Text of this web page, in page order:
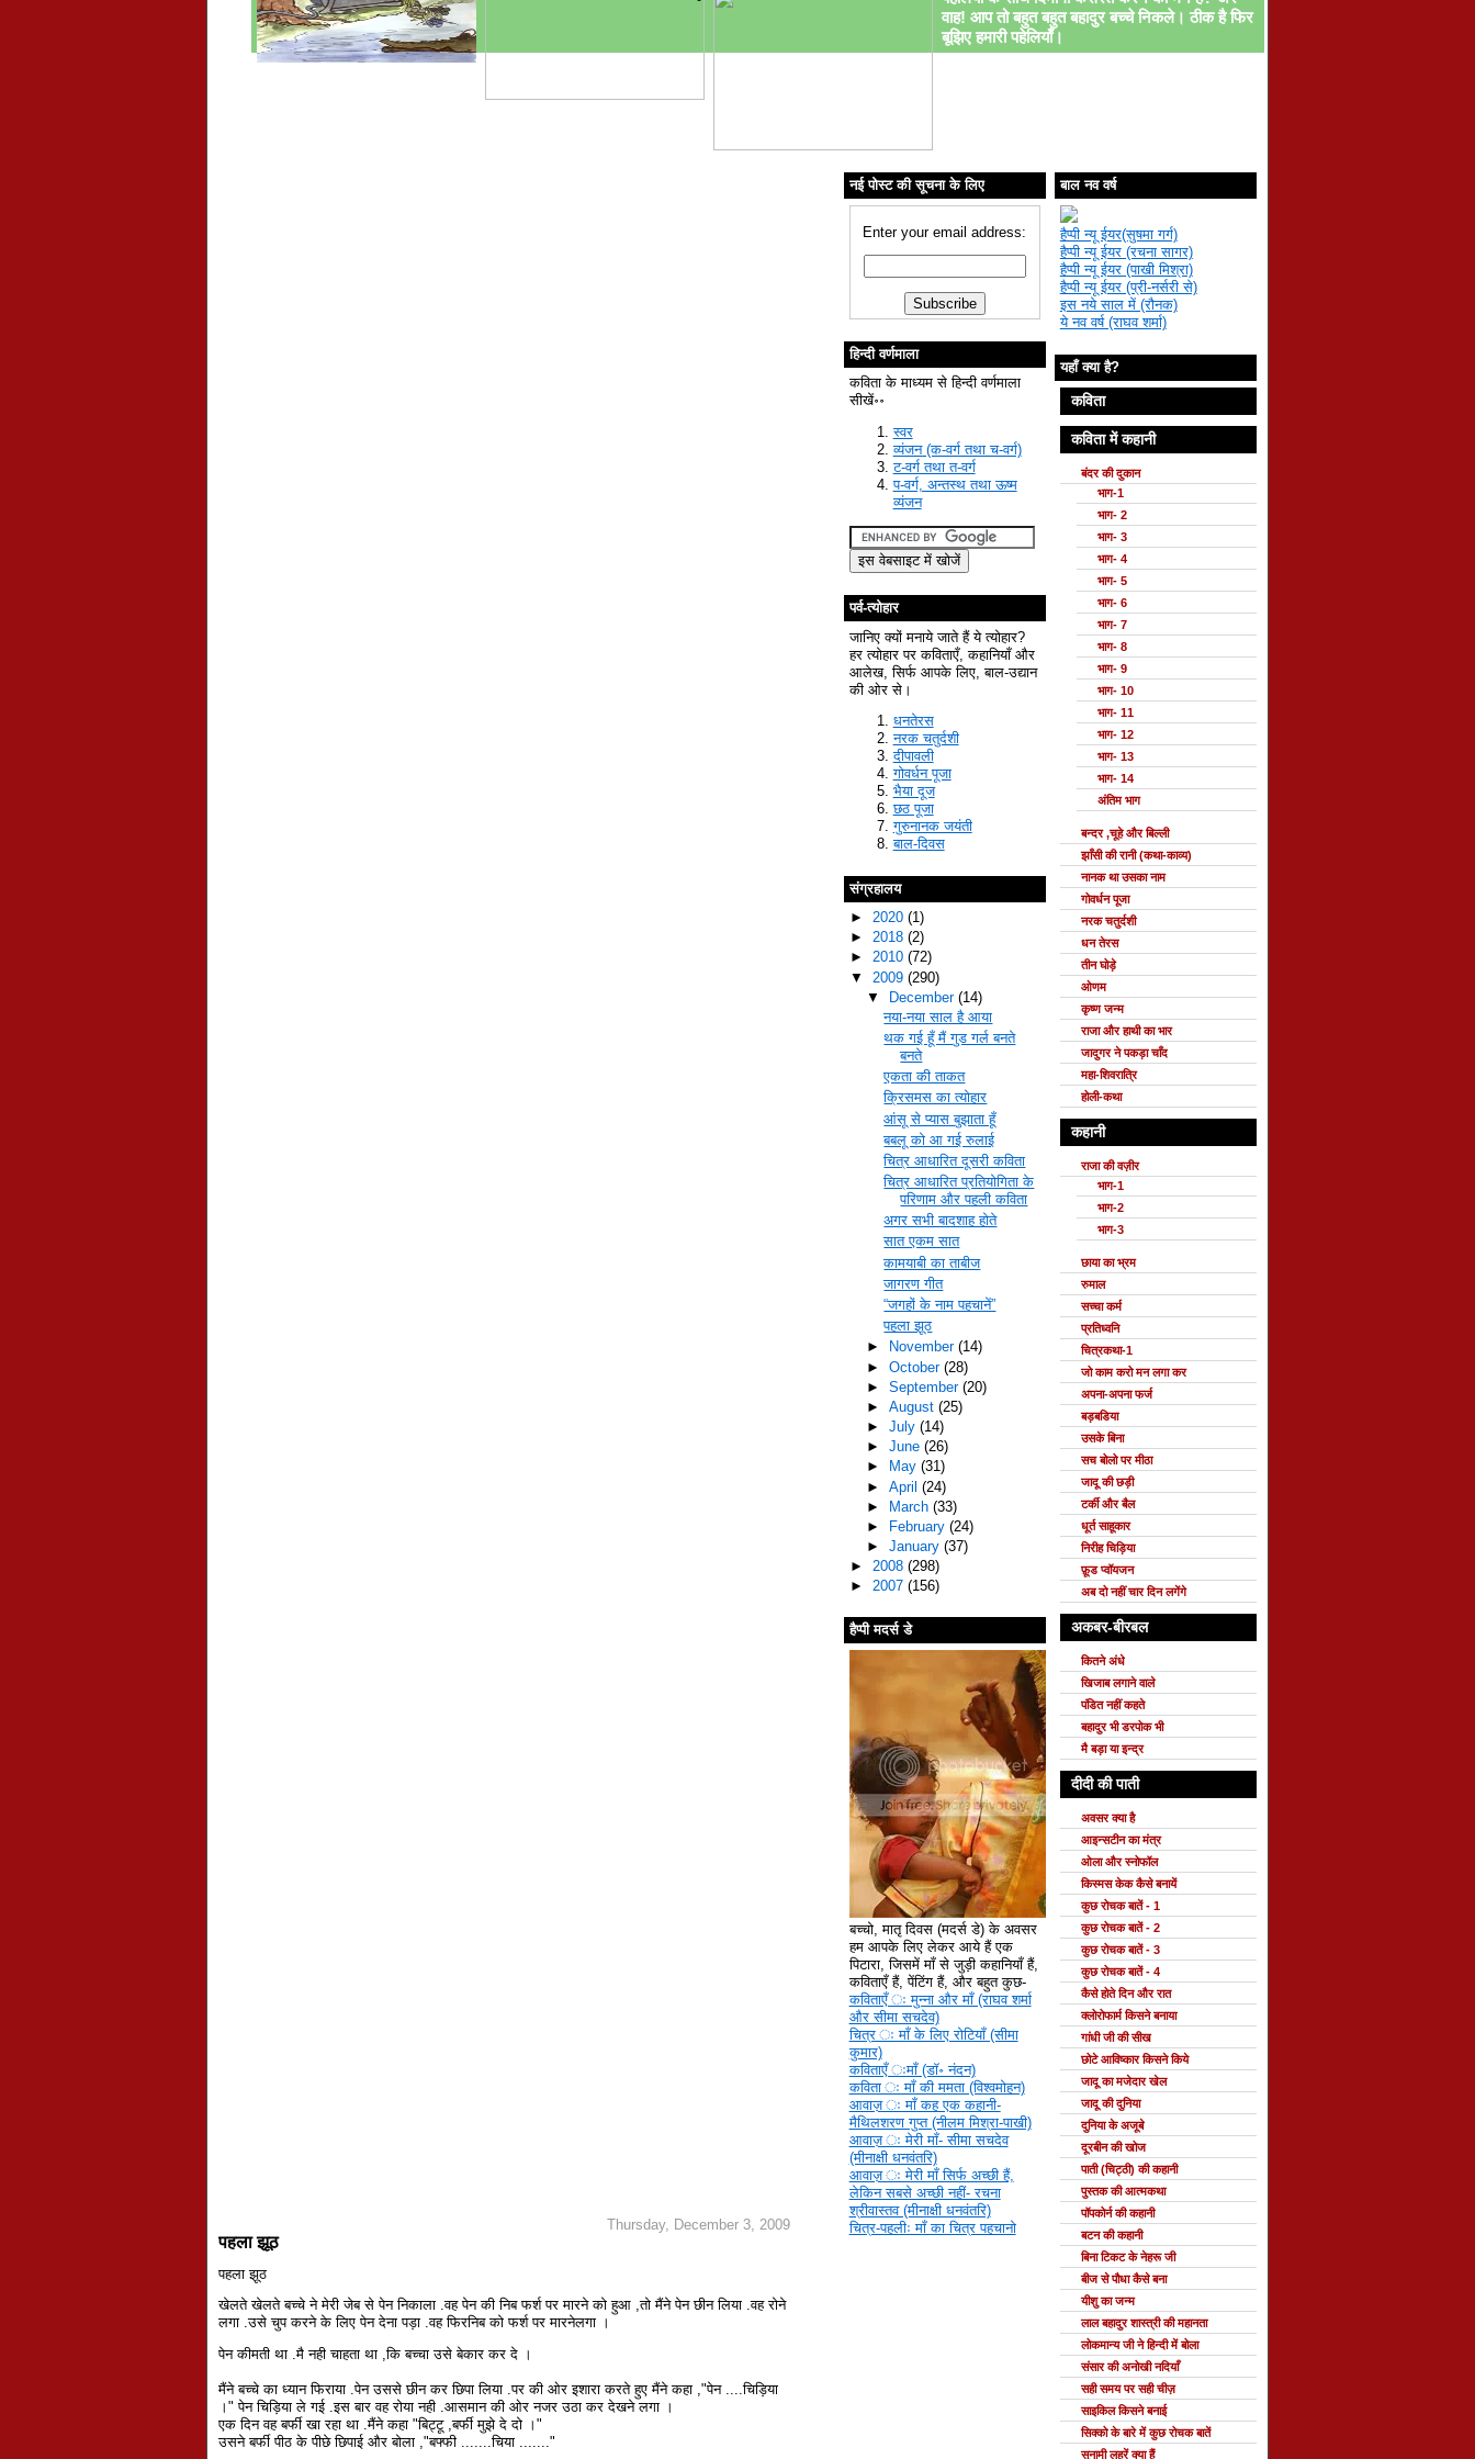
वाह! आप तो बहुत बहुत बहादुर बच्चे निकले। ठीक है फिर
बूझिए हमारी पहेलियाँ।
Thursday, December 3, 2009
पहला झूठ
पहला झूठ
खेलतेखेलतेबच्चे ने मेरी जेब से पेन निकाला .वह पेन की निब फर्श पर मारने को हुआ ,तो मैंने पेनछीनलिया .वह रोने
लगा .उसे चुप करने के लिए पेन देना पड़ा .वह फिरनिब को फर्श पर मारनेलगा ।
पेन कीमती था .मै नही चाहता था ,कि बच्चा उसे बेकार कर दे ।
मैंने बच्चे का ध्यान फिराया .पेन उससे छीन कर छिपा लिया .पर की ओर इशारा करते हुए मैंने कहा ,"पेन ....चिड़िया
।" पेन चिड़िया ले गई .इस बार वह रोया नही .आसमान की ओर नजर उठा कर देखने लगा ।
एक दिन वह बर्फी खा रहा था .मैंने कहा "बिट्टू ,बर्फी मुझे दे दो ।"
उसने बर्फी पीठ के पीछे छिपाई और बोला ,"बफ्फी .......चिया ......."
नई पोस्ट की सूचना के लिए
Enter your email address:
हिन्दी वर्णमाला
कविता के माध्यम से हिन्दी वर्णमाला
सीखें॰॰
स्वर
व्यंजन (क-वर्ग तथा च-वर्ग)
ट-वर्ग तथा त-वर्ग
प-वर्ग, अन्तस्थ तथा ऊष्म
व्यंजन
पर्व-त्योहार
जानिए क्यों मनाये जाते हैं ये त्योहार?
हर त्योहार पर कविताएँ, कहानियाँ और
आलेख, सिर्फ आपके लिए, बाल-उद्यान
की ओर से।
धनतेरस
नरक चतुर्दशी
दीपावली
गोवर्धन पूजा
भैया दूज
छठ पूजा
गुरुनानक जयंती
बाल-दिवस
संग्रहालय
► 2020 (1)
► 2018 (2)
► 2010 (72)
▼ 2009 (290)
▼
December (14)
नया-नया साल है आया
थक गई हूँ मैं गुड गर्ल बनते
बनते
एकता की ताकत
क्रिसमस का त्योहार
आंसू से प्यास बुझाता हूँ
बबलू को आ गई रुलाई
चित्र आधारित दूसरी कविता
चित्र आधारित प्रतियोगिता के
परिणाम और पहली कविता
अगर सभी बादशाह होते
सात एकम सात
कामयाबी का ताबीज
जागरण गीत
“जगहों के नाम पहचानें”
पहला झूठ
►
November (14)
► October (28)
► September (20)
► August (25)
► July (14)
► June (26)
►
May (31)
► April (24)
► March (33)
►
February (24)
► January (37)
► 2008 (298)
► 2007 (156)
हैप्पी मदर्स डे
बच्चो, मातृ दिवस (मदर्स डे) के अवसर
हम आपके लिए लेकर आये हैं एक
पिटारा, जिसमें माँ से जुड़ी कहानियाँ हैं,
कविताएँ हैं, पेंटिंग हैं, और बहुत कुछ-
कविताएँ ‍ः मुन्ना और माँ (राघव शर्मा
और सीमा सचदेव)
चित्र ‍ः माँ के लिए रोटियाँ (सीमा
कुमार)
कविताएँ ‍ःमाँ (डॉ॰ नंदन)
कविता ‍ः माँ की ममता (विश्वमोहन)
आवाज़ ‍ः माँ कह एक कहानी-
मैथिलशरण गुप्त (नीलम मिश्रा-पाखी)
आवाज़ ‍ः मेरी माँ- सीमा सचदेव
(मीनाक्षी धनवंतरि)
आवाज़ ‍ः मेरी माँ सिर्फ अच्छी हैं,
लेकिन सबसे अच्छी नहीं- रचना
श्रीवास्तव (मीनाक्षी धनवंतरि)
चित्र-पहलीः माँ का चित्र पहचानो
बाल नव वर्ष
हैप्पी न्यू ईयर(सुषमा गर्ग)
हैप्पी न्यू ईयर (रचना सागर)
हैप्पी न्यू ईयर (पाखी मिश्रा)
हैप्पी न्यू ईयर (प्री-नर्सरी से)
इस नये साल में (रौनक)
ये नव वर्ष (राघव शर्मा)
यहाँ क्या है?
कविता
कविता में कहानी
बंदर की दुकान
भाग-1
भाग- 2
भाग- 3
भाग- 4
भाग- 5
भाग- 6
भाग- 7
भाग- 8
भाग- 9
भाग- 10
भाग- 11
भाग- 12
भाग- 13
भाग- 14
अंतिम भाग
बन्दर ,चूहे और बिल्ली
झाँसी की रानी (कथा-काव्य)
नानक था उसका नाम
गोवर्धन पूजा
नरक चतुर्दशी
धन तेरस
तीन घोड़े
ओणम
कृष्ण जन्म
राजा और हाथी का भार
जादुगर ने पकड़ा चाँद
महा-शिवरात्रि
होली-कथा
कहानी
राजा की वज़ीर
भाग-1
भाग-2
भाग-3
छाया का भ्रम
रुमाल
सच्चा कर्म
प्रतिध्वनि
चित्रकथा-1
जो काम करो मन लगा कर
अपना-अपना फर्ज
बड़बडिया
उसके बिना
सच बोलो पर मीठा
जादू की छड़ी
टर्की और बैल
धूर्त साहूकार
निरीह चिड़िया
फ़ूड प्वॉयजन
अब दो नहीं चार दिन लगेंगे
अकबर-बीरबल
कितने अंधे
खिजाब लगाने वाले
पंडित नहीं कहते
बहादुर भी डरपोक भी
मै बड़ा या इन्द्र
दीदी की पाती
अवसर क्या है
आइन्सटीन का मंत्र
ओला और स्नोफॉल
किस्मस केक कैसे बनायें
कुछ रोचक बातें - 1
कुछ रोचक बातें - 2
कुछ रोचक बातें - 3
कुछ रोचक बातें - 4
कैसे होते दिन और रात
क्लोरोफार्म किसने बनाया
गांधी जी की सीख
छोटे आविष्कार किसने किये
जादू का मजेदार खेल
जादू की दुनिया
दुनिया के अजूबे
दूरबीन की खोज
पाती (चिट्ठी) की कहानी
पुस्तक की आत्मकथा
पॉपकोर्न की कहानी
बटन की कहानी
बिना टिकट के नेहरू जी
बीज से पौधा कैसे बना
यीशु का जन्म
लाल बहादुर शास्त्री की महानता
लोकमान्य जी ने हिन्दी में बोला
संसार की अनोखी नदियाँ
सही समय पर सही चीज़
साइकिल किसने बनाई
सिक्को के बारे में कुछ रोचक बातें
सुनामी लहरें क्या हैं